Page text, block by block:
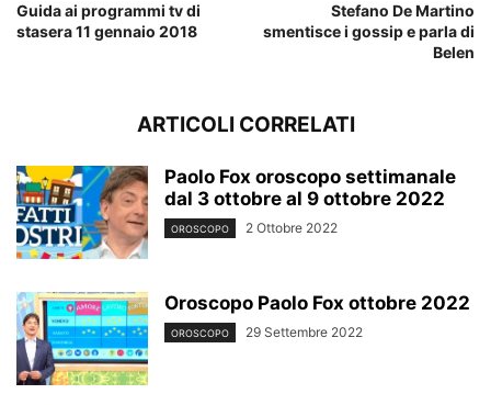
Guida ai programmi tv di
stasera 11 gennaio 2018
Stefano De Martino
smentisce i gossip e parla di
Belen
ARTICOLI CORRELATI
Paolo Fox oroscopo settimanale
dal 3 ottobre al 9 ottobre 2022
OROSCOPO 2 Ottobre 2022
Oroscopo Paolo Fox ottobre 2022
OROSCOPO 29 Settembre 2022